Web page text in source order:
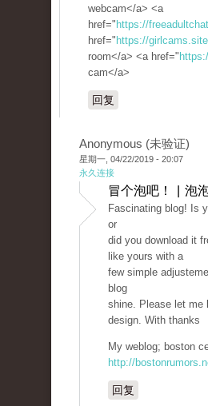
webcam</a> <a
href=" https://
href=" https://
room</a> <a href="
cam</a>
回复
Anonymous (未验证)
星期一, 04/22/2019 - 20:07
永久连接
冒个泡吧！ | 泡
Fascinating blog! Is
or
did you download it
like yours with a
few simple
blog
shine. Please let me
design. With thanks
My weblog; boston
http://
回复